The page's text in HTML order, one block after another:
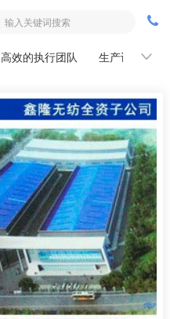
高效的执行团队 生产设备